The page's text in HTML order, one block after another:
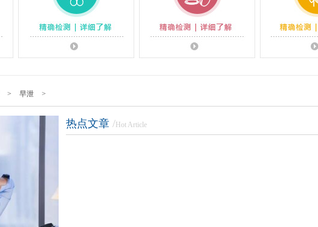
生殖整形 性功能障碍 前列
> 早泄 >
热点文章 / Hot Article